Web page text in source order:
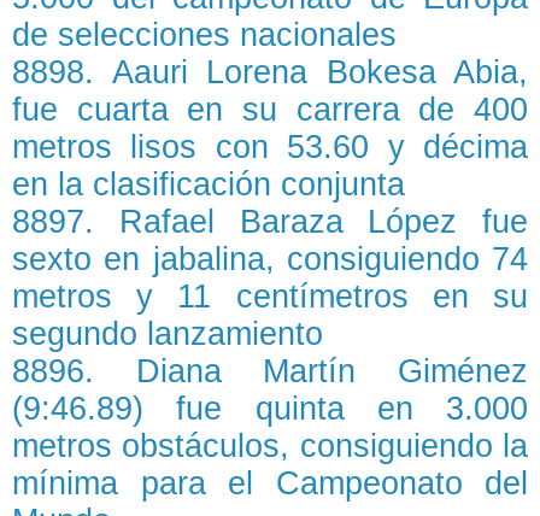
de selecciones nacionales
8898. Aauri Lorena Bokesa Abia,
fue cuarta en su carrera de 400
metros lisos con 53.60 y décima
en la clasificación conjunta
8897. Rafael Baraza López fue
sexto en jabalina, consiguiendo 74
metros y 11 centímetros en su
segundo lanzamiento
8896. Diana Martín Giménez
(9:46.89) fue quinta en 3.000
metros obstáculos, consiguiendo la
mínima para el Campeonato del